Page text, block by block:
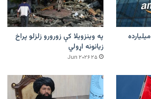
امازون په هند کې ۴۸ میلیارده
په وینزویلا کې زورورو زلزلو پراخ
زیانونه اړولي
۲۵ Jun ۲۰۲۶